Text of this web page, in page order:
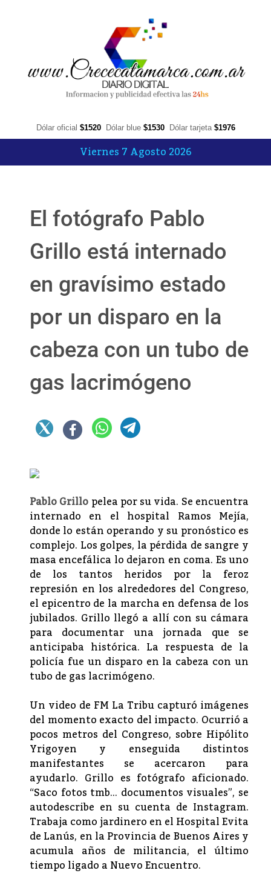
Dólar oficial $1520 Dólar blue $1530 Dólar tarjeta $1976
Viernes 7 Agosto 2026
El fotógrafo Pablo
Grillo está internado
en gravísimo estado
por un disparo en la
cabeza con un tubo de
gas lacrimógeno
Pablo Grillopelea por su vida. Se encuentra
internado en el hospital Ramos Mejía,
donde lo están operando y su pronóstico es
complejo. Los golpes, la pérdida de sangre y
masa encefálica lo dejaron en coma. Es uno
de los tantos heridos por la feroz
represión en los alrededores del Congreso,
el epicentro de la marcha en defensa de los
jubilados. Grillo llegó a allí con su cámara
para documentar una jornada que se
anticipaba histórica. La respuesta de la
policía fue un disparo en la cabeza con un
tubo de gas lacrimógeno.
Un video de FM La Tribu capturó imágenes
del momento exacto del impacto. Ocurrió a
pocos metros del Congreso, sobre Hipólito
Yrigoyen y enseguida distintos
manifestantes se acercaron para
ayudarlo. Grillo es fotógrafo aficionado.
“Saco fotos tmb… documentos visuales”, se
autodescribe en su cuenta de Instagram.
Trabaja como jardinero en el Hospital Evita
de Lanús, en la Provincia de Buenos Aires y
acumula años de militancia, el último
tiempo ligado a Nuevo Encuentro.